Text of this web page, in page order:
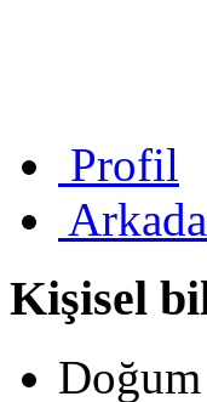
Profil
Kişisel